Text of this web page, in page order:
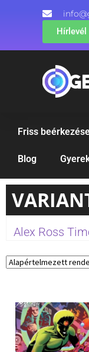
Hírlevél
Friss
Blog
Alex Ross